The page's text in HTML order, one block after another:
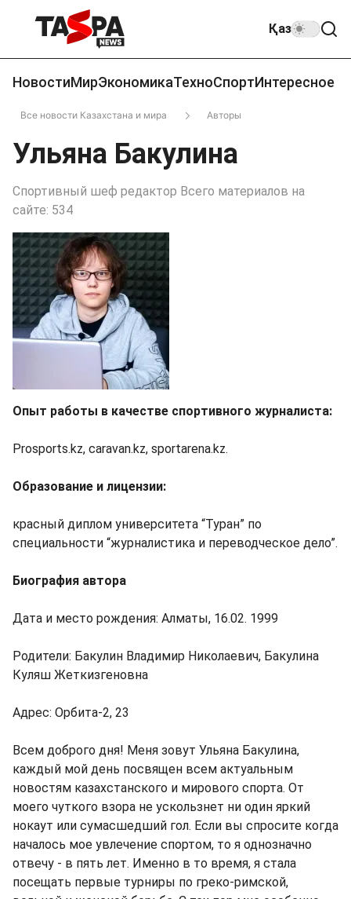
Қаз
НовостиМирЭкономикаТехноСпортИнтересное
Все новости Казахстана и мира Авторы
Ульяна Бакулина
Спортивный шеф редактор Всего материалов на
сайте: 534
Опыт работы в качестве спортивного журналиста:
Prosports.kz, caravan.kz, sportarena.kz.
Образование и лицензии:
красный диплом университета “Туран” по
специальности “журналистика и переводческое дело”.
Биография автора
Дата и место рождения: Алматы, 16.02. 1999
Родители: Бакулин Владимир Николаевич, Бакулина
Куляш Жеткизгеновна
Адрес: Орбита-2, 23
Всем доброго дня! Меня зовут Ульяна Бакулина,
каждый мой день посвящен всем актуальным
новостям казахстанского и мирового спорта. От
моего чуткого взора не ускользнет ни один яркий
нокаут или сумасшедший гол. Если вы спросите когда
началось мое увлечение спортом, то я однозначно
отвечу - в пять лет. Именно в то время, я стала
посещать первые турниры по греко-римской,